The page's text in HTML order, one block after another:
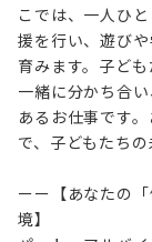
こでは、一人ひ
援を行い、遊び
育みます。子ど
一緒に分かち合
あるお仕事です
で、子どもたち
ーー【あなたの
境】